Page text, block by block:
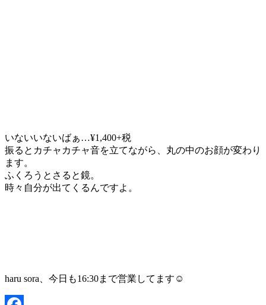
いないいないばぁ…¥1,400+税
振るとカチャカチャ音を立てながら、丸の中のお顔が変わり
ます。
ふくろうとさると鏡。
時々自分が出てくるんですよ。
haru sora、今日も16:30まで営業してます☺️